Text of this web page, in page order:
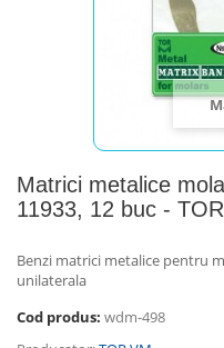
Matrici metalice
11933, 12 buc -
Benzi matrici metalice pentru
unilaterala
Cod produs: wdm-498